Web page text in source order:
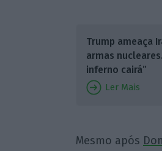
Trump ameaça
armas
inferno cairá”
Ler Mais
Mesmo após